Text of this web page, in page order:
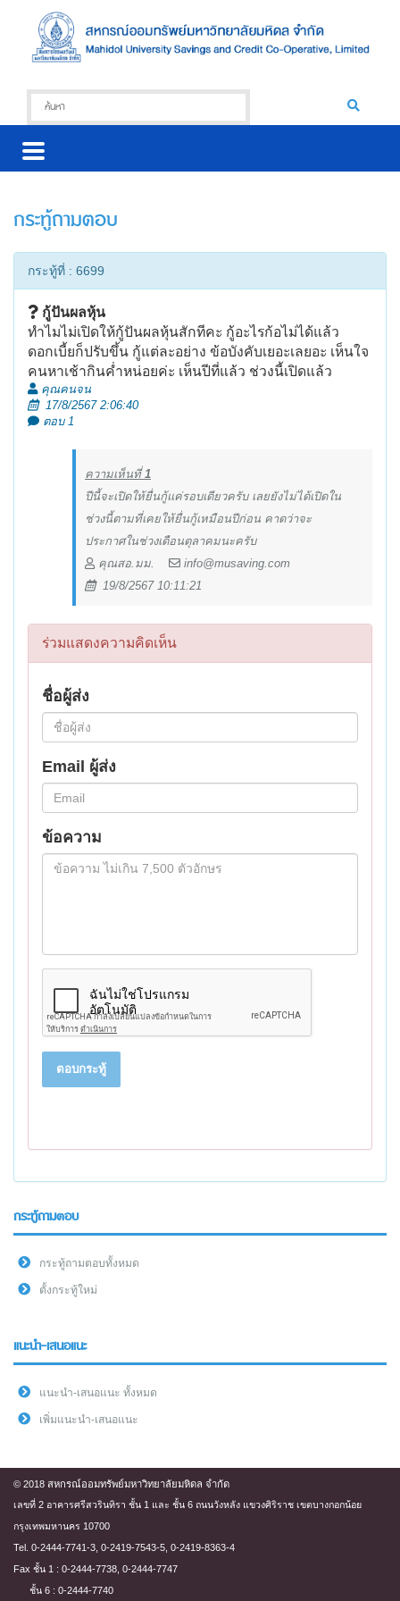
กระทู้ถามตอบ
กระทู้ที่ : 6699
กู้ปันผลหุ้น
ทำไมไม่เปิดให้กู้ปันผลหุ้นสักทีคะ กู้อะไรก้อไม่ได้แล้ว
ดอกเบี้ยก็ปรับขึ้น กู้แต่ละอย่าง ข้อบังคับเยอะเลยอะ เห็นใจ
คนหาเช้ากินค่ำหน่อยค่ะ เห็นปีที่แล้ว ช่วงนี้เปิดแล้ว
คุณคนจน
17/8/2567 2:06:40
ตอบ 1
ความเห็นที่1
ปีนี้จะเปิดให้ยื่นกู้แค่รอบเดียวครับ เลยยังไม่ได้เปิดใน
ช่วงนี้ตามที่เคยให้ยื่นกู้เหมือนปีก่อน คาดว่าจะ
ประกาศในช่วงเดือนตุลาคมนะครับ
คุณสอ.มม.
info@musaving.com
19/8/2567 10:11:21
ร่วมแสดงความคิดเห็น
ชื่อผู้ส่ง
Email ผู้ส่ง
ข้อความ
ตอบกระทู้
กระทู้ถามตอบ
กระทู้ถามตอบทั้งหมด
ตั้งกระทู้ใหม่
แนะนำ-เสนอแนะ
แนะนำ-เสนอแนะ ทั้งหมด
เพิ่มแนะนำ-เสนอแนะ
© 2018 สหกรณ์ออมทรัพย์มหาวิทยาลัยมหิดล จำกัด
เลขที่ 2 อาคารศรีสวรินทิรา ชั้น 1 และ ชั้น 6 ถนนวังหลัง แขวงศิริราช เขตบางกอกน้อย
กรุงเทพมหานคร 10700
Tel. 0-2444-7741-3, 0-2419-7543-5, 0-2419-8363-4
Fax ชั้น 1 : 0-2444-7738, 0-2444-7747
ชั้น 6 : 0-2444-7740